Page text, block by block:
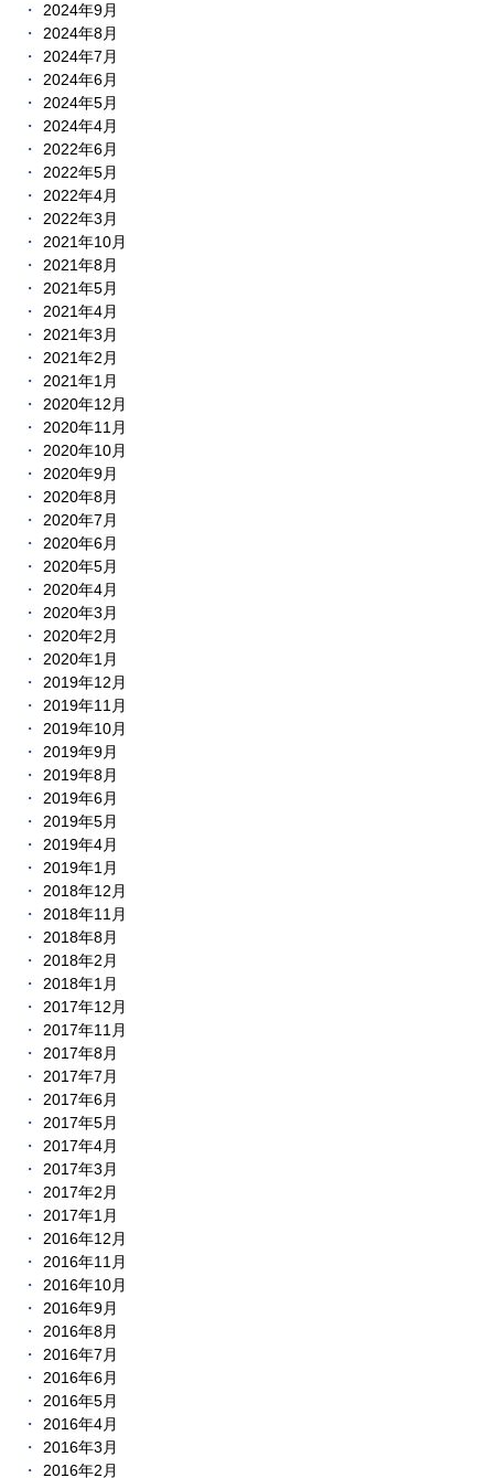
2024年9月
2024年8月
2024年7月
2024年6月
2024年5月
2024年4月
2022年6月
2022年5月
2022年4月
2022年3月
2021年10月
2021年8月
2021年5月
2021年4月
2021年3月
2021年2月
2021年1月
2020年12月
2020年11月
2020年10月
2020年9月
2020年8月
2020年7月
2020年6月
2020年5月
2020年4月
2020年3月
2020年2月
2020年1月
2019年12月
2019年11月
2019年10月
2019年9月
2019年8月
2019年6月
2019年5月
2019年4月
2019年1月
2018年12月
2018年11月
2018年8月
2018年2月
2018年1月
2017年12月
2017年11月
2017年8月
2017年7月
2017年6月
2017年5月
2017年4月
2017年3月
2017年2月
2017年1月
2016年12月
2016年11月
2016年10月
2016年9月
2016年8月
2016年7月
2016年6月
2016年5月
2016年4月
2016年3月
2016年2月